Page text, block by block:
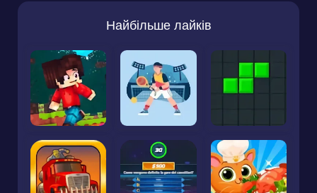
Найбільше лайків